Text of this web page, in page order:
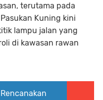
terutama pada
Kuning kini
lampu jalan yang
di kawasan rawan